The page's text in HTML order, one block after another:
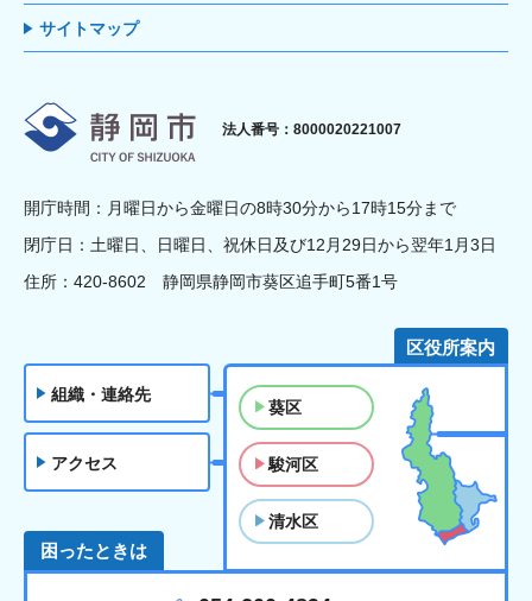
サイトマップ
静岡市
法人番号：8000020221007
開庁時間：月曜日から金曜日の8時30分から17時15分まで
閉庁日：土曜日、日曜日、祝休日及び12月29日から翌年1月3日
住所：420-8602 静岡県静岡市葵区追手町5番1号
組織・連絡先
アクセス
区役所案内
葵区
駿河区
清水区
困ったときは